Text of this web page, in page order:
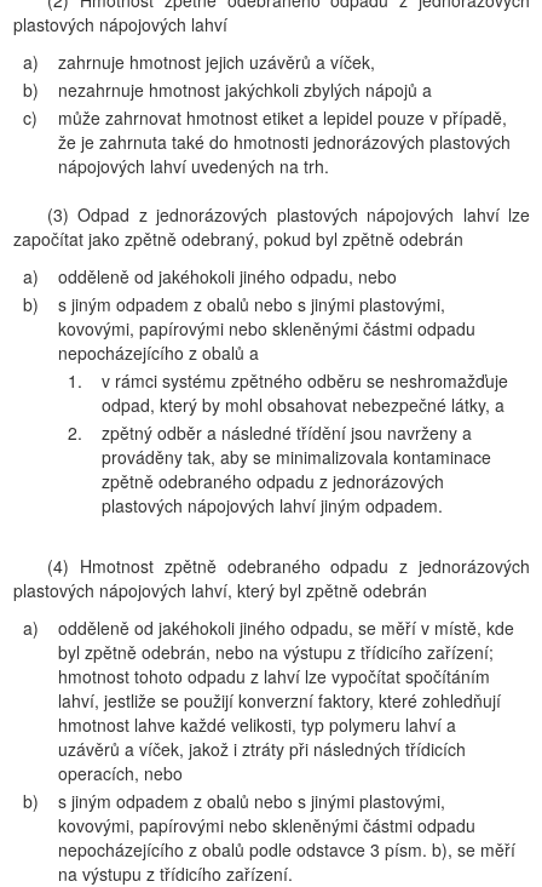
plastových nápojových lahví
a)
zahrnuje hmotnost jejich uzávěrů a víček,
b)
nezahrnuje hmotnost jakýchkoli zbylých nápojů a
c)
může zahrnovat hmotnost etiket a lepidel pouze v případě,
že je zahrnuta také do hmotnosti jednorázových plastových
nápojových lahví uvedených na trh.
(3) Odpad z jednorázových plastových nápojových lahví lze
započítat jako zpětně odebraný, pokud byl zpětně odebrán
a)
odděleně od jakéhokoli jiného odpadu, nebo
b)
s jiným odpadem z obalů nebo s jinými plastovými,
kovovými, papírovými nebo skleněnými částmi odpadu
nepocházejícího z obalů a
1.
v rámci systému zpětného odběru se neshromažďuje
odpad, který by mohl obsahovat nebezpečné látky, a
2.
zpětný odběr a následné třídění jsou navrženy a
prováděny tak, aby se minimalizovala kontaminace
zpětně odebraného odpadu z jednorázových
plastových nápojových lahví jiným odpadem.
(4) Hmotnost zpětně odebraného odpadu z jednorázových
plastových nápojových lahví, který byl zpětně odebrán
a)
odděleně od jakéhokoli jiného odpadu, se měří v místě, kde
byl zpětně odebrán, nebo na výstupu z třídicího zařízení;
hmotnost tohoto odpadu z lahví lze vypočítat spočítáním
lahví, jestliže se použijí konverzní faktory, které zohledňují
hmotnost lahve každé velikosti, typ polymeru lahví a
uzávěrů a víček, jakož i ztráty při následných třídicích
operacích, nebo
b)
s jiným odpadem z obalů nebo s jinými plastovými,
kovovými, papírovými nebo skleněnými částmi odpadu
nepocházejícího z obalů podle odstavce 3 písm. b), se měří
na výstupu z třídicího zařízení.